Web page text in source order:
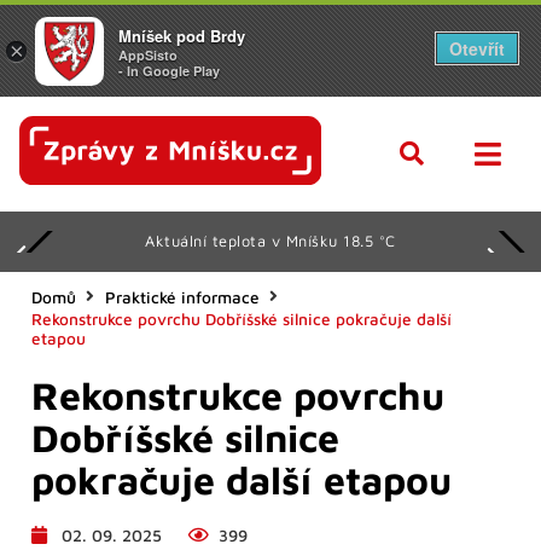
Aktuální teplota v Mníšku 18.5 °C
Domů
Praktické informace
Rekonstrukce povrchu Dobříšské silnice pokračuje další
etapou
Rekonstrukce povrchu
Dobříšské silnice
pokračuje další etapou
02. 09. 2025 399
×
Mníšek pod Brdy
AppSisto
- In Google Play
Otevřít